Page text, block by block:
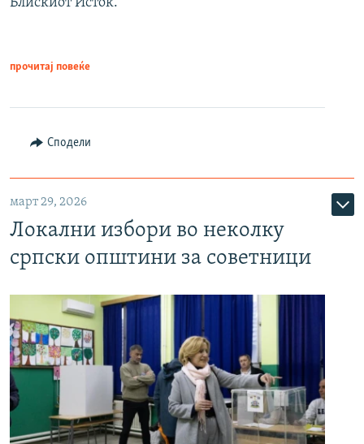
прочитај повеќе
Сподели
март 29, 2026
Локални избори во неколку
српски општини за советници